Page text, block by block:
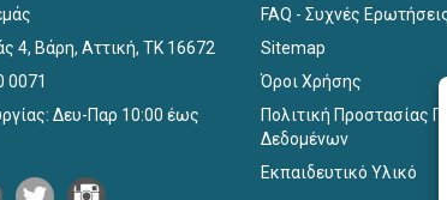
4, Βάρη, Αττική, ΤΚ 16672
0071
Δευ-Παρ 10:00 έως
FAQ - Συχνές
Sitemap
Όροι Χρήσης
Πολιτική Προστασίας
Δεδομένων
Εκπαιδευτικό Υλικό